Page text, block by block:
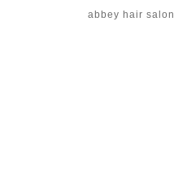
abbey hair salon